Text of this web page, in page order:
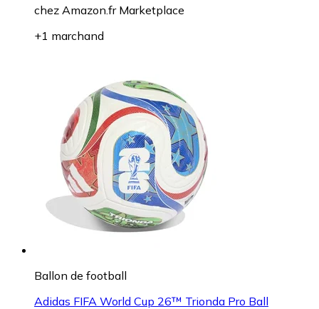
chez Amazon.fr Marketplace
+1 marchand
Ballon de football
Adidas FIFA World Cup 26™ Trionda Pro Ball